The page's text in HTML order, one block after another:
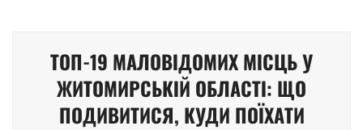
ТОП-19 МАЛОВІДОМИХ МІСЦЬ У
ЖИТОМИРСЬКІЙ ОБЛАСТІ: ЩО
ПОДИВИТИСЯ, КУДИ ПОЇХАТИ